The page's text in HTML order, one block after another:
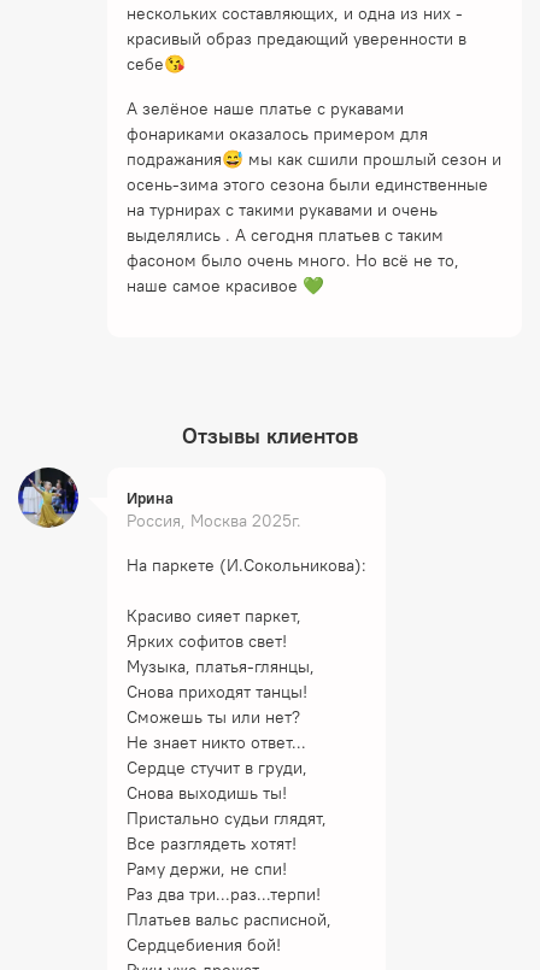
нескольких составляющих, и одна из них -
красивый образ предающий уверенности в
себе😘
А зелёное наше платье с рукавами
фонариками оказалось примером для
подражания😅 мы как сшили прошлый сезон и
осень-зима этого сезона были единственные
на турнирах с такими рукавами и очень
выделялись . А сегодня платьев с таким
фасоном было очень много. Но всё не то,
наше самое красивое 💚
Отзывы клиентов
Ирина
Россия, Москва 2025г.
На паркете (И.Сокольникова):
Красиво сияет паркет,
Ярких софитов свет!
Музыка, платья-глянцы,
Снова приходят танцы!
Сможешь ты или нет?
Не знает никто ответ...
Сердце стучит в груди,
Снова выходишь ты!
Пристально судьи глядят,
Все разглядеть хотят!
Раму держи, не спи!
Раз два три...раз...терпи!
Платьев вальс расписной,
Сердцебиения бой!